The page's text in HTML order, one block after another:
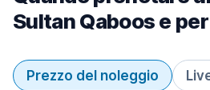
Sultan Qaboos e
Prezzo del noleggio